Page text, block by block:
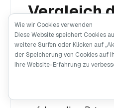
Vergleich
regulären
Vergleichen wir die
Trichtersuche mit
Wie wir Cookies verwenden
Diese Website speichert Cookies
weitere Surfen oder Klicken auf
der Speicherung von Cookies auf
Ihre Website-Erfahrung zu